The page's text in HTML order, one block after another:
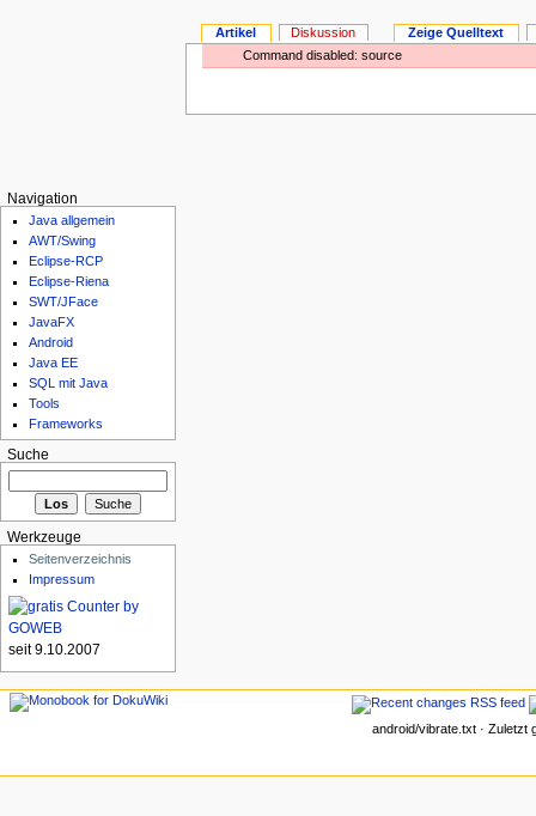
Command disabled: source
Artikel Diskussion Zeige Quelltext
Navigation
Java allgemein
AWT/Swing
Eclipse-RCP
Eclipse-Riena
SWT/JFace
JavaFX
Android
Java EE
SQL mit Java
Tools
Frameworks
Suche
Werkzeuge
Seitenverzeichnis
Impressum
seit 9.10.2007
android/vibrate.txt · Zuletzt